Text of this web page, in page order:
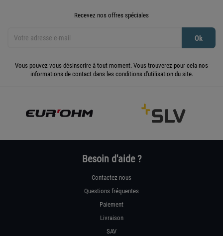
Recevez nos offres spéciales
Vous pouvez vous désinscrire à tout moment. Vous trouverez pour cela nos
informations de contact dans les conditions d'utilisation du site.
Besoin d'aide ?
Contactez-nous
Questions fréquentes
Paiement
Livraison
SAV